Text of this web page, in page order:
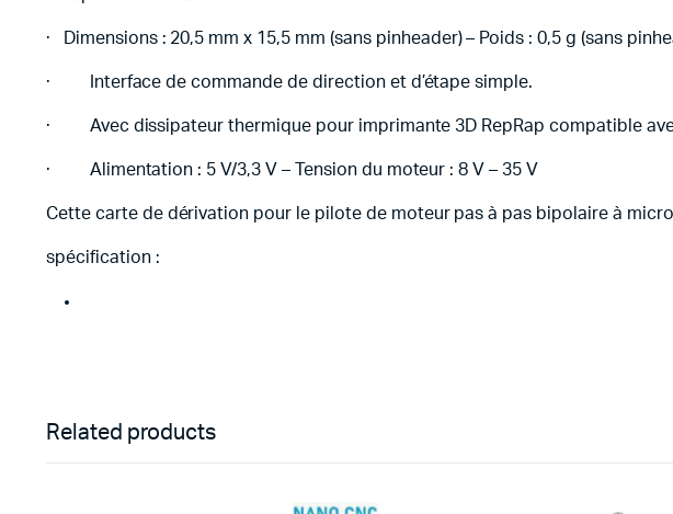
· Dimensions : 20,5 mm x 15,5 mm (sans pinheader) – Poids : 0,5 g (sans
· Interface de commande de direction et d’étape simple.
· Avec dissipateur thermique pour imprimante 3D RepRap compatible
· Alimentation : 5 V/3,3 V – Tension du moteur : 8 V – 35 V
Cette carte de dérivation pour le pilote de moteur pas à pas bipolaire à
spécification :
Related products